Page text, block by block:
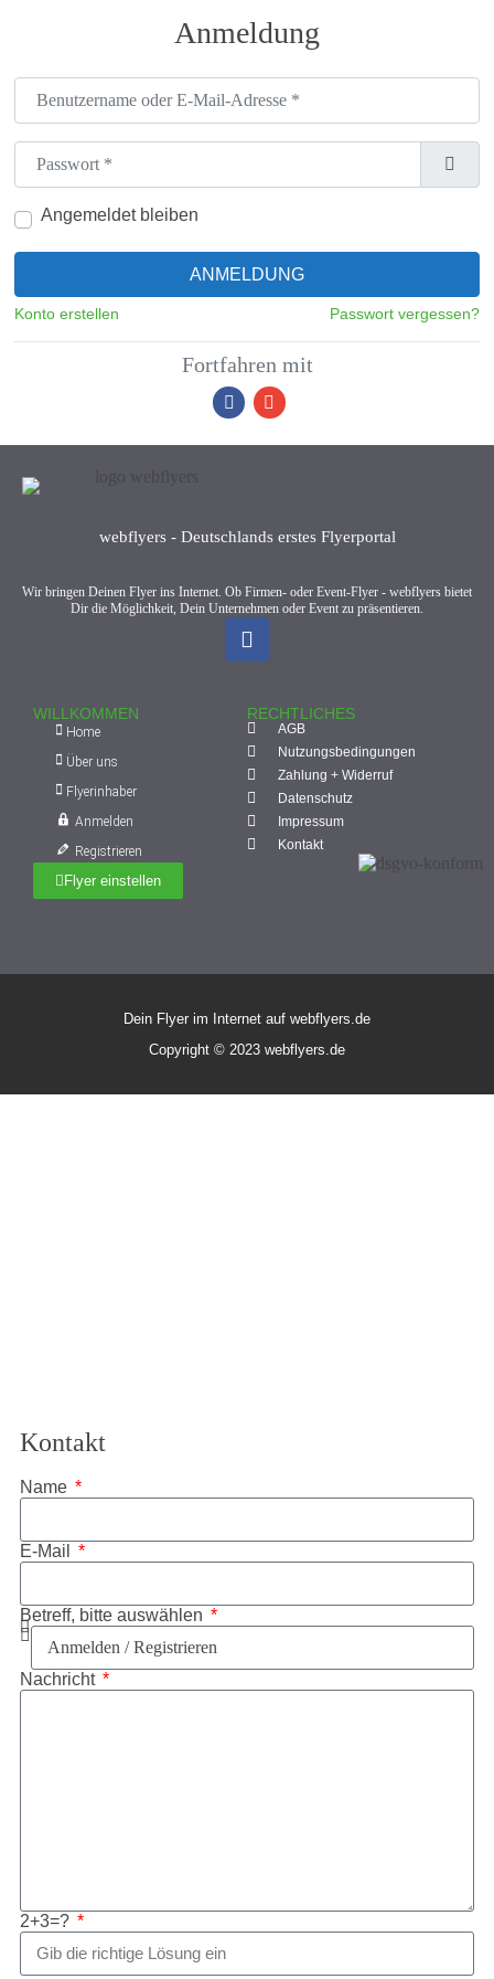
Anmeldung
Benutzername oder E-Mail-Adresse
Passwort
Angemeldet bleiben
ANMELDUNG
Konto erstellen Passwort vergessen?
Fortfahren mit
webflyers - Deutschlands erstes Flyerportal
Wir bringen Deinen Flyer ins Internet. Ob Firmen- oder Event-Flyer - webflyers bietet
Dir die Möglichkeit, Dein Unternehmen oder Event zu präsentieren.
WILLKOMMEN
Home
Über uns
Flyerinhaber
Anmelden
Registrieren
Flyer einstellen
RECHTLICHES
AGB
Nutzungsbedingungen
Zahlung + Widerruf
Datenschutz
Impressum
Kontakt
Dein Flyer im Internet auf webflyers.de
Copyright © 2023 webflyers.de
Kontakt
Name
E-Mail
Betreff, bitte auswählen
Nachricht
2+3=?